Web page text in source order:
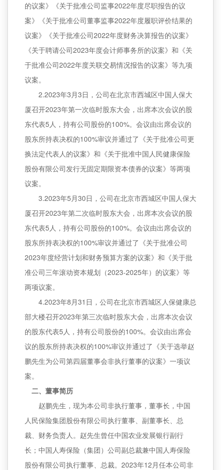
的议案》《关于批准公司监事2022年度尽职报告的议
案》《关于批准公司董事监事2022年度履职评价结果的
议案》《关于批准公司2022年度财务决算报告的议案》
《关于聘请公司2023年度会计师事务所的议案》和《关
于批准公司2022年度关联交易情况报告的议案》等九项
议案。
2.2023年3月3日，公司在北京市西城区中国人保大
厦召开2023年第一次临时股东大会，出席本次会议的股
东代表5人，持有公司股份的100%。会议由出席会议的
股东所持表决权的100%审议并通过了《关于批准公司更
换法定代表人的议案》和《关于批准中国人民健康保险
股份有限公司发行无固定期限资本债券的议案》等两项
议案。
3.2023年5月30日，公司在北京市西城区中国人保大
厦召开2023年第二次临时股东大会，出席本次会议的股
东代表5人，持有公司股份的100%。会议由出席会议的
股东所持表决权的100%审议并通过了《关于批准公司
2023年度经营计划和财务预算方案的议案》和《关于批
准公司三年滚动资本规划（2023-2025年）的议案》等
两项议案。
4.2023年8月31日，公司在北京市西城区人保健康总
部大楼召开2023年第三次临时股东大会，出席本次会议
的股东代表5人，持有公司股份的100%。会议由出席会
议的股东所持表决权的100%审议并通过了《关于选举赵
鹏先生为公司第四届董事会非执行董事的议案》一项议
案。
二、董事简历
赵鹏先生，现为本公司非执行董事，董事长，中国
人民保险集团股份有限公司执行董事、副董事长、总
裁、财务负责人。赵先生曾任中国农业发展银行副行
长；中国人寿保险（集团）公司副总裁兼中国人寿保险
股份有限公司执行董事、总裁。2023年12月任本公司非